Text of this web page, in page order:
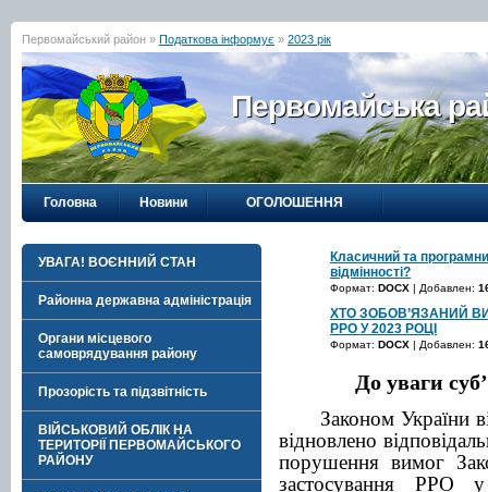
Первомайський район » Податкова інформує » 2023 рік
Первомайська
Головна Новини ОГОЛОШЕННЯ
УВАГА! ВОЄННИЙ СТАН
Районна державна адміністрація
Органи місцевого
самоврядування району
Прозорість та підзвітність
ВІЙСЬКОВИЙ ОБЛІК НА
ТЕРИТОРІЇ ПЕРВОМАЙСЬКОГО
РАЙОНУ
Класичний та
відмінності?
Формат: DOCX | Добавлен:
ХТО ЗОБОВ’ЯЗАНИЙ
РРО У 2023 РОЦІ
Формат: DOCX | Добавлен:
До уваги
Законом України
відновлено
порушення вимог
застосування РРО у